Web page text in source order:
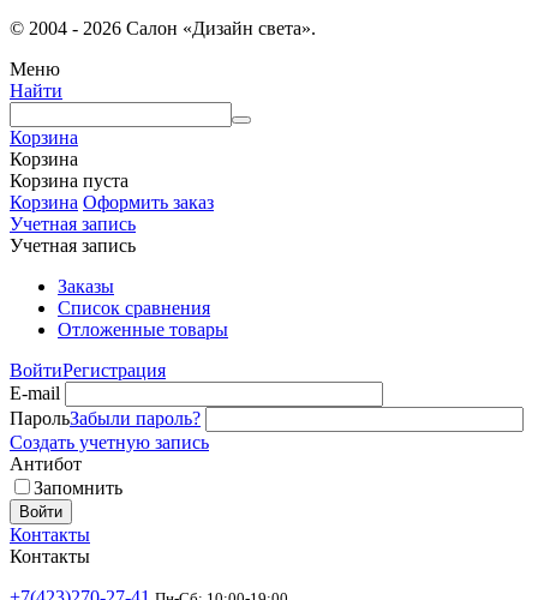
© 2004 - 2026 Салон «Дизайн света».
Меню
Найти
Корзина
Корзина
Корзина пуста
Корзина Оформить заказ
Учетная запись
Учетная запись
Заказы
Список сравнения
Отложенные товары
ВойтиРегистрация
E-mail
ПарольЗабыли пароль?
Создать учетную запись
Антибот
Запомнить
Войти
Контакты
Контакты